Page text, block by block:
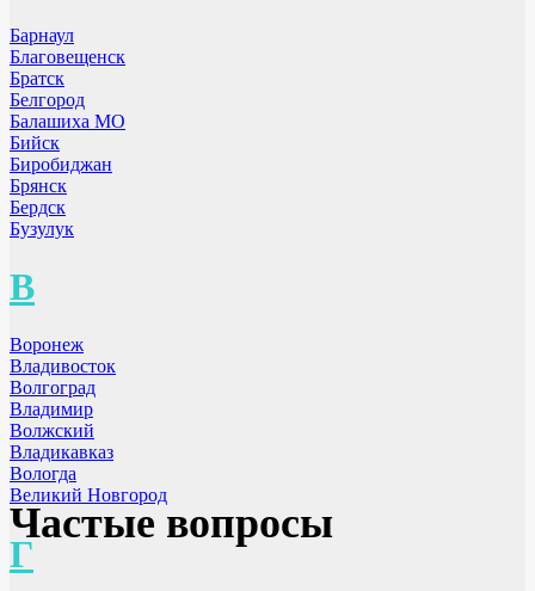
Барнаул
Благовещенск
Братск
Белгород
Балашиха МО
Бийск
Биробиджан
Брянск
Бердск
Бузулук
В
Воронеж
Владивосток
Волгоград
Владимир
Волжский
Владикавказ
Вологда
Великий Новгород
Г
Частые вопросы